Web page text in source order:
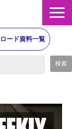
ード資料一覧